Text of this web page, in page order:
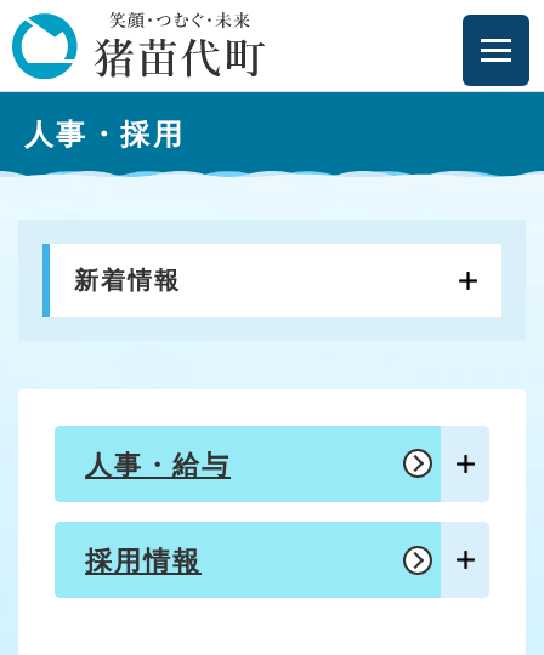
ー
ジ
の
メニューを飛ばして本文へ
人事・採用
新着情報
人事・給与
採用情報